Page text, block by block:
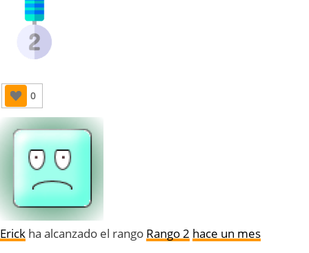
0
Erick ha alcanzado el rango Rango 2 hace un mes